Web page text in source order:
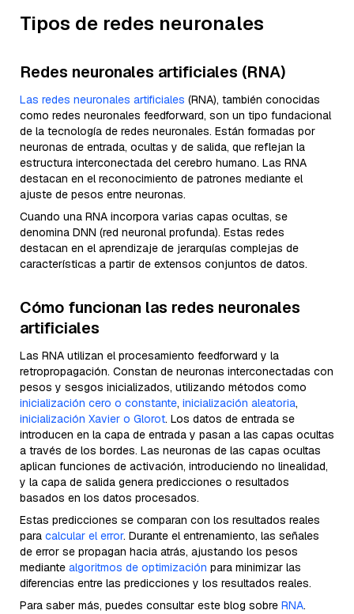
Tipos de redes neuronales
Redes neuronales artificiales (RNA)
Las redes neuronales artificiales (RNA), también conocidas
como redes neuronales feedforward, son un tipo fundacional
de la tecnología de redes neuronales. Están formadas por
neuronas de entrada, ocultas y de salida, que reflejan la
estructura interconectada del cerebro humano. Las RNA
destacan en el reconocimiento de patrones mediante el
ajuste de pesos entre neuronas.
Cuando una RNA incorpora varias capas ocultas, se
denomina DNN (red neuronal profunda). Estas redes
destacan en el aprendizaje de jerarquías complejas de
características a partir de extensos conjuntos de datos.
Cómo funcionan las redes neuronales
artificiales
Las RNA utilizan el procesamiento feedforward y la
retropropagación. Constan de neuronas interconectadas con
pesos y sesgos inicializados, utilizando métodos como
inicialización cero o constante, inicialización aleatoria,
inicialización Xavier o Glorot. Los datos de entrada se
introducen en la capa de entrada y pasan a las capas ocultas
a través de los bordes. Las neuronas de las capas ocultas
aplican funciones de activación, introduciendo no linealidad,
y la capa de salida genera predicciones o resultados
basados en los datos procesados.
Estas predicciones se comparan con los resultados reales
para calcular el error. Durante el entrenamiento, las señales
de error se propagan hacia atrás, ajustando los pesos
mediante algoritmos de optimización para minimizar las
diferencias entre las predicciones y los resultados reales.
Para saber más, puedes consultar este blog sobre RNA.